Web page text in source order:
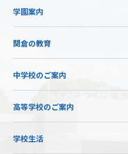
学園案内
関倉の教育
中学校のご案内
高等学校のご案内
学校生活